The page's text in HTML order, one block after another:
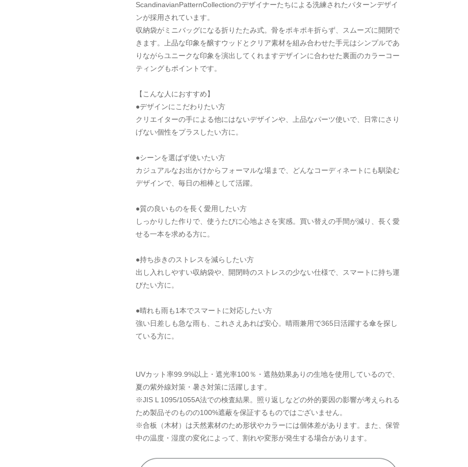
ScandinavianPatternCollectionのデザイナーたちによる洗練されたパターンデザイ
ンが採用されています。
収納袋がミニバッグになる折りたたみ式。骨をポキポキ折らず、スムーズに開閉で
きます。上品な印象を醸すウッドとクリア素材を組み合わせた手元はシンプルであ
りながらユニークな印象を演出してくれますデザインに合わせた裏面のカラーコー
ティングもポイントです。
【こんな人におすすめ】
●デザインにこだわりたい方
クリエイターの手による他にはないデザインや、上品なパーツ使いで、日常にさり
げない個性をプラスしたい方に。
●シーンを選ばず使いたい方
カジュアルなお出かけからフォーマルな場まで、どんなコーディネートにも馴染む
デザインで、毎日の相棒として活躍。
●質の良いものを長く愛用したい方
しっかりした作りで、使うたびに心地よさを実感。買い替えの手間が減り、長く愛
せる一本を求める方に。
●持ち歩きのストレスを減らしたい方
出し入れしやすい収納袋や、開閉時のストレスの少ない仕様で、スマートに持ち運
びたい方に。
●晴れも雨も1本でスマートに対応したい方
強い日差しも急な雨も、これさえあれば安心。晴雨兼用で365日活躍する傘を探し
ている方に。
UVカット率99.9%以上・遮光率100％・遮熱効果ありの生地を使用しているので、
夏の紫外線対策・暑さ対策に活躍します。
※JIS L 1095/1055A法での検査結果。照り返しなどの外的要因の影響が考えられる
ため製品そのものの100%遮蔽を保証するものではございません。
※合板（木材）は天然素材のため形状やカラーには個体差があります。また、保管
中の温度・湿度の変化によって、割れや変形が発生する場合があります。